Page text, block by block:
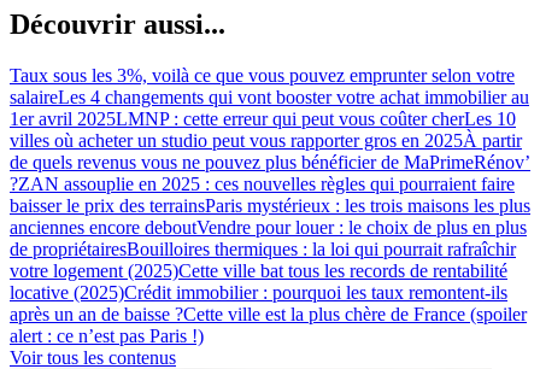
Découvrir aussi...
Taux sous les 3%, voilà ce que vous pouvez emprunter selon votre
salaireLes 4 changements qui vont booster votre achat immobilier au
1er avril 2025LMNP : cette erreur qui peut vous coûter cherLes 10
villes où acheter un studio peut vous rapporter gros en 2025À partir
de quels revenus vous ne pouvez plus bénéficier de MaPrimeRénov’
?ZAN assouplie en 2025 : ces nouvelles règles qui pourraient faire
baisser le prix des terrainsParis mystérieux : les trois maisons les plus
anciennes encore deboutVendre pour louer : le choix de plus en plus
de propriétairesBouilloires thermiques : la loi qui pourrait rafraîchir
votre logement (2025)Cette ville bat tous les records de rentabilité
locative (2025)Crédit immobilier : pourquoi les taux remontent-ils
après un an de baisse ?Cette ville est la plus chère de France (spoiler
alert : ce n’est pas Paris !)
Voir tous les contenus